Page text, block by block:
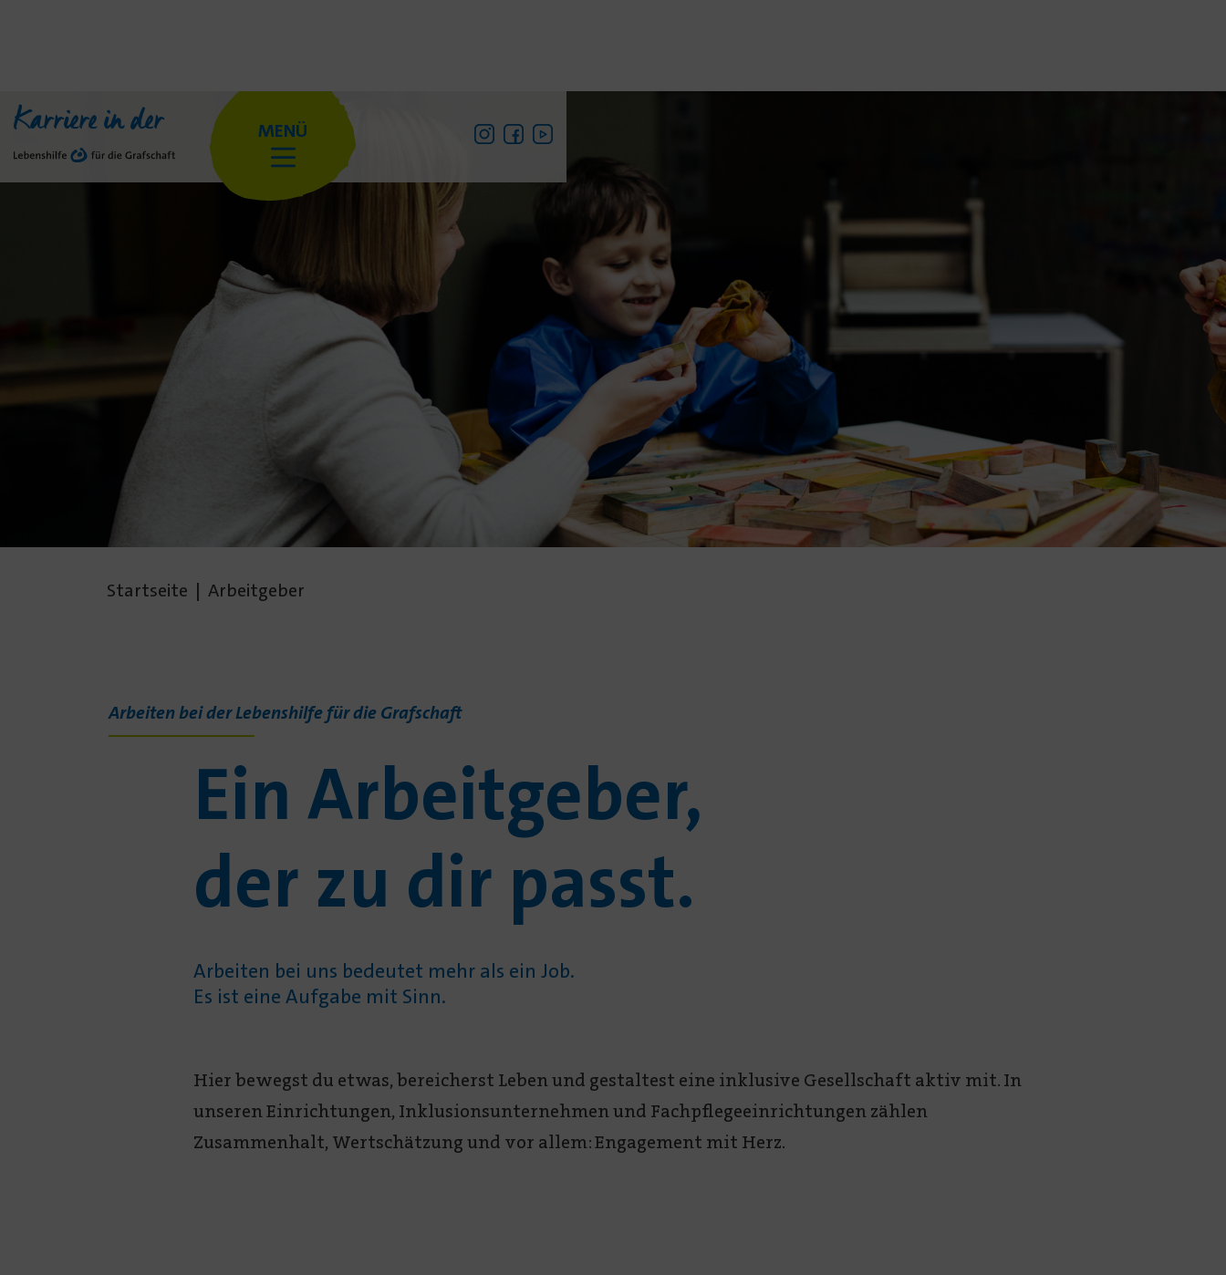
MENÜ
Karriere in der
Gestalte mit uns
Zukunft.
Startseite Arbeitgeber
Arbeiten bei der Lebenshilfe für die Grafschaft
Ein Arbeitgeber,
der zu dir passt.
Arbeiten bei uns bedeutet mehr als ein Job.
Es ist eine Aufgabe mit Sinn.
Hier bewegst du etwas, bereicherst Leben und gestaltest eine inklusive Gesellschaft aktiv mit. In
unseren Einrichtungen, Inklusionsunternehmen und Fachpflegeeinrichtungen zählen
Zusammenhalt, Wertschätzung und vor allem: Engagement mit Herz.